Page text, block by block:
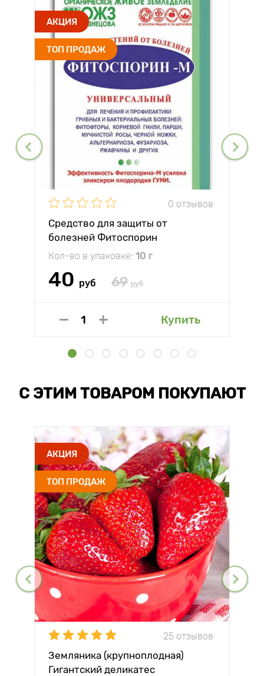
АКЦИЯ
ТОП ПРОДАЖ
0 отзывов
Средство для защиты от
болезней Фитоспорин
Кол-во в упаковке: 10 г
40 руб 69 руб
Купить
С ЭТИМ ТОВАРОМ ПОКУПАЮТ
АКЦИЯ
ТОП ПРОДАЖ
25 отзывов
Земляника (крупноплодная)
Гигантский деликатес